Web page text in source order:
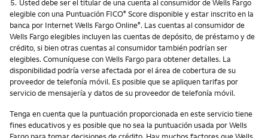
5. Usted debe ser el titular de una cuenta al consumidor de Wells Fargo
elegible con una Puntuación FICO® Score disponible y estar inscrito en la
banca por Internet Wells Fargo Online®. Las cuentas al consumidor de
Wells Fargo elegibles incluyen las cuentas de depósito, de préstamo y de
crédito, si bien otras cuentas al consumidor también podrían ser
elegibles. Comuníquese con Wells Fargo para obtener detalles. La
disponibilidad podría verse afectada por el área de cobertura de su
proveedor de telefonía móvil. Es posible que se apliquen tarifas por
servicio de mensajería y datos de su proveedor de telefonía móvil.
Tenga en cuenta que la puntuación proporcionada en este servicio tiene
fines educativos y es posible que no sea la puntuación usada por Wells
Fargo para tomar decisiones de crédito. Hay muchos factores que Wells